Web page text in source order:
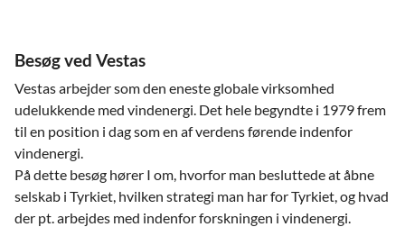
Besøg ved Vestas
Vestas arbejder som den eneste globale virksomhed
udelukkende med vindenergi. Det hele begyndte i 1979 frem
til en position i dag som en af verdens førende indenfor
vindenergi.
På dette besøg hører I om, hvorfor man besluttede at åbne
selskab i Tyrkiet, hvilken strategi man har for Tyrkiet, og hvad
der pt. arbejdes med indenfor forskningen i vindenergi.